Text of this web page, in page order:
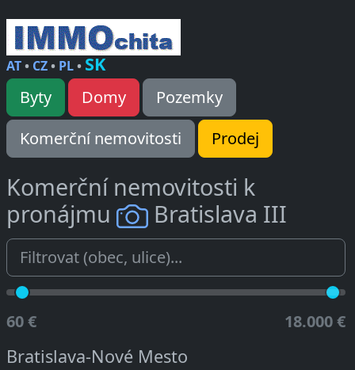
AT• CZ• PL• SK
Byty Domy
Pozemky
Komerční nemovitosti
Prodej
Komerční nemovitosti k
pronájmu
Bratislava III
60 € 18.000 €
Bratislava-Nové Mesto